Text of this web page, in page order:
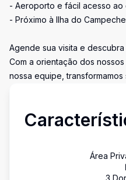
- Aeroporto e fácil acesso
- Próximo à Ilha do
Agende sua visita e
Com a orientação dos
nossa equipe,
Área
3